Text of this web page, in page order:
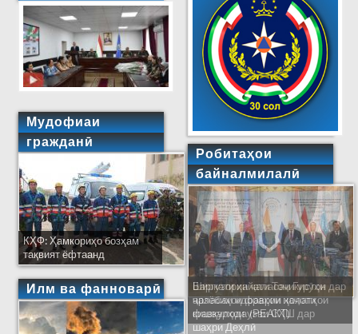
Мудофиаи
гражданӣ
КҲФ: Ҳамкориҳо бозҳам
тақвият ёфтаанд
Илм ва фанноварӣ
Робитаҳои
байналмилалӣ
Ширкати ҳайати Тоҷикистон дар
ҷаласаи идораҳои наҷоти
кишварҳои узви СҲШ дар
шаҳри Деҳлӣ